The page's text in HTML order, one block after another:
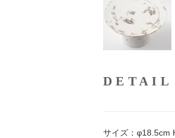
DETAIL
サイズ：φ18.5cm